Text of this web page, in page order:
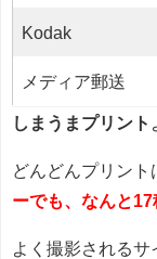
Kodak
メディア郵送
しまうまプリント
どんどんプリント
ーでも、なんと17
よく撮影されるサ